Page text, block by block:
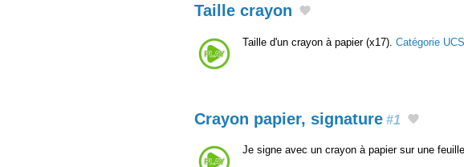
Taille crayon
Taille d'un crayon à papier (x17). Catégorie UCS
Crayon papier, signature #1
Je signe avec un crayon à papier sur une